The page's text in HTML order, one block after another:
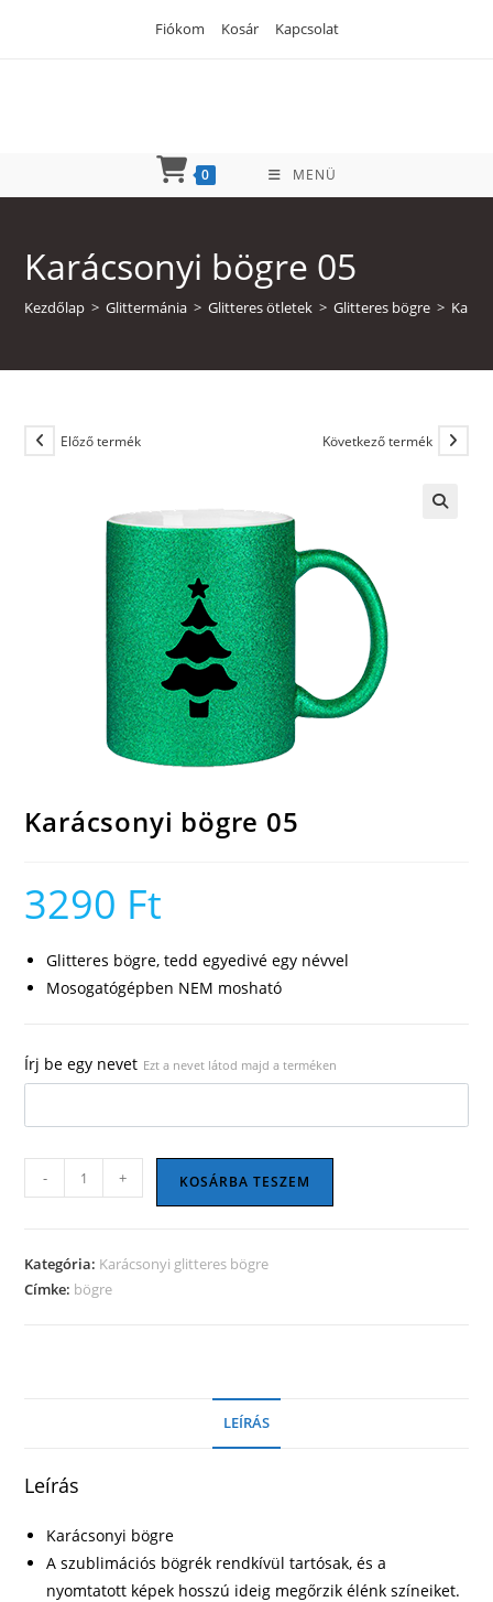
Fiókom Kosár Kapcsolat
0 MENÜ
Karácsonyi bögre 05
Kezdőlap > Glittermánia > Glitteres ötletek > Glitteres bögre >
Előző termék Következő termék
Karácsonyi bögre 05
3290 Ft
Glitteres bögre, tedd egyedivé egy névvel
Mosogatógépben NEM mosható
Írj be egy nevet Ezt a nevet látod majd a terméken
Karácsonyi
bögre
mennyiség
- + KOSÁRBA TESZEM
Kategória: Karácsonyi glitteres bögre
Címke: bögre
LEÍRÁS
Leírás
Karácsonyi bögre
A szublimációs bögrék rendkívül tartósak, és a
nyomtatott képek hosszú ideig megőrzik élénk színeiket.